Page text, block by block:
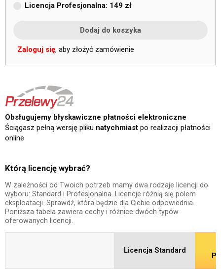
Licencja Profesjonalna: 149 zł
Zaloguj się, aby złożyć zamówienie
Obsługujemy błyskawiczne płatności elektroniczne
Ściągasz pełną wersję pliku natychmiast po realizacji płatności
online
Którą licencję wybrać?
W zależności od Twoich potrzeb mamy dwa rodzaje licencji do
wyboru: Standard i Profesjonalna. Licencje różnią się polem
eksploatacji. Sprawdź, która będzie dla Ciebie odpowiednia.
Poniższa tabela zawiera cechy i różnice dwóch typów
oferowanych licencji.
Licencja Standard